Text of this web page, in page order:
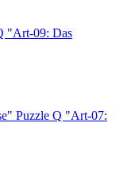
"Art-09: Das
Puzzle Q "Art-07: